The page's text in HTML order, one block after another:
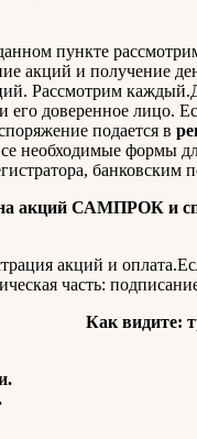
пункте
акций и получение
Рассмотрим
его доверенное лицо.
подается в
необходимые формы
банковским
акций САМПРОК и
акций и
часть:
Как видите: